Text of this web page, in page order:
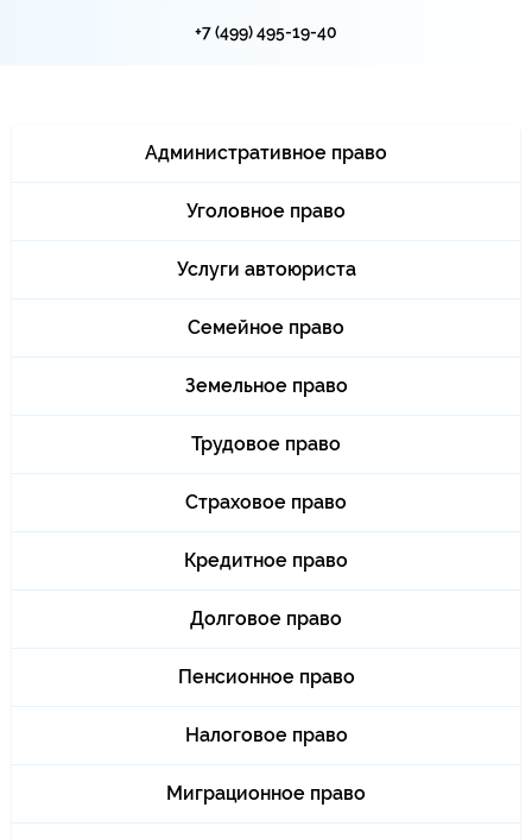
+7 (499) 495-19-40
Административное право
Уголовное право
Услуги автоюриста
Семейное право
Земельное право
Трудовое право
Страховое право
Кредитное право
Долговое право
Пенсионное право
Налоговое право
Миграционное право